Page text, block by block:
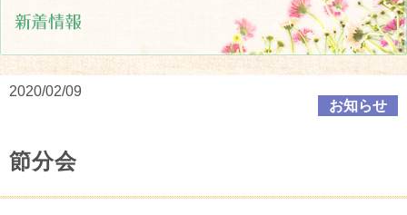
2020/02/09
お知らせ
節分会